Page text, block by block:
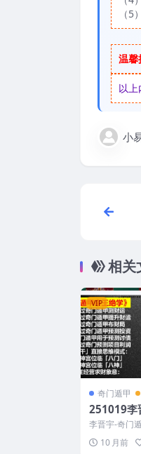
（
温馨
以
小
相关
VIP
奇门遁甲
251019李
系列精讲
pdf Y
李晋宇-奇门
提速264页
10 月前